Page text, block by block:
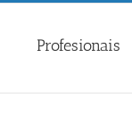
Profesionais